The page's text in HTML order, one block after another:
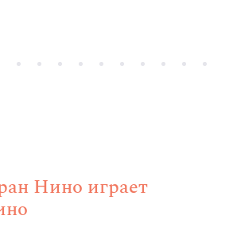
Нино играет